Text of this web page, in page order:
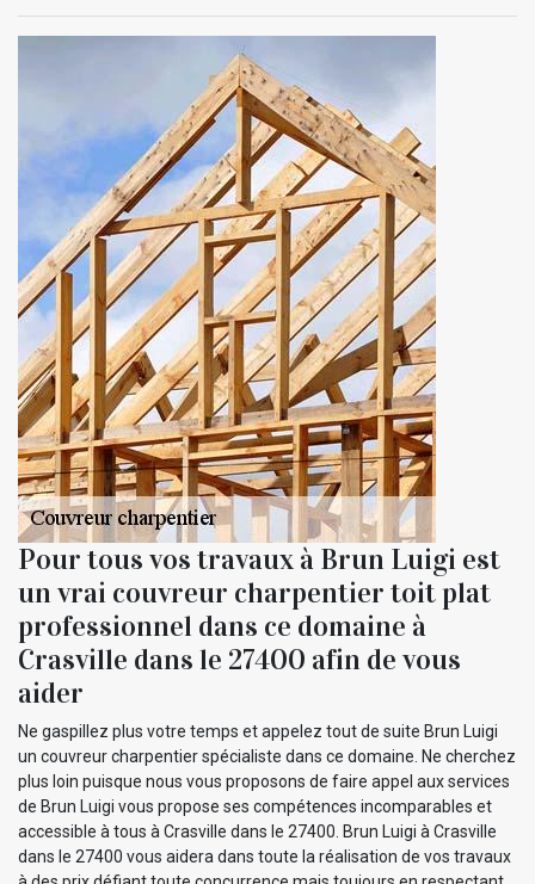
Pour tous vos travaux à Brun Luigi est
un vrai couvreur charpentier toit plat
professionnel dans ce domaine à
Crasville dans le 27400 afin de vous
aider
Ne gaspillez plus votre temps et appelez tout de suite Brun Luigi
un couvreur charpentier spécialiste dans ce domaine. Ne cherchez
plus loin puisque nous vous proposons de faire appel aux services
de Brun Luigi vous propose ses compétences incomparables et
accessible à tous à Crasville dans le 27400. Brun Luigi à Crasville
dans le 27400 vous aidera dans toute la réalisation de vos travaux